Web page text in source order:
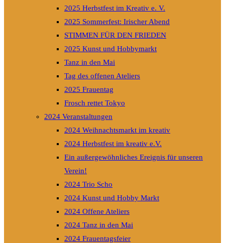
2025 Herbstfest im Kreativ e. V.
2025 Sommerfest: Irischer Abend
STIMMEN FÜR DEN FRIEDEN
2025 Kunst und Hobbymarkt
Tanz in den Mai
Tag des offenen Ateliers
2025 Frauentag
Frosch rettet Tokyo
2024 Veranstaltungen
2024 Weihnachtsmarkt im kreativ
2024 Herbstfest im kreativ e.V.
Ein außergewöhnliches Ereignis für unseren
Verein!
2024 Trio Scho
2024 Kunst und Hobby Markt
2024 Offene Ateliers
2024 Tanz in den Mai
2024 Frauentagsfeier